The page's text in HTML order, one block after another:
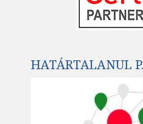
HATÁRTALANUL